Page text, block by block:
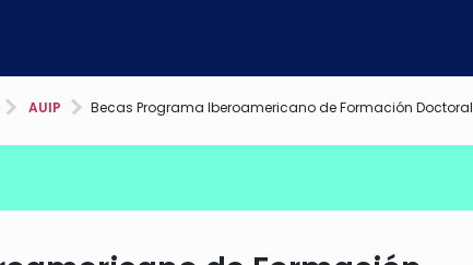
AUIP Becas Programa Iberoamericano de Formación Doctoral en Derecho Marítimo e